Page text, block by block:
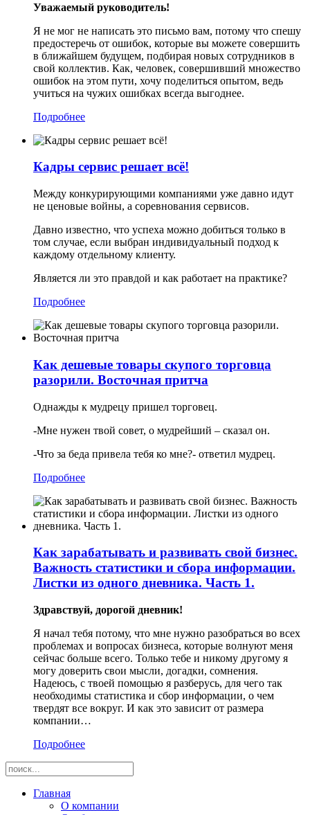
Уважаемый руководитель!
Я не мог не написать это письмо вам, потому что спешу
предостеречь от ошибок, которые вы можете совершить
в ближайшем будущем, подбирая новых сотрудников в
свой коллектив. Как, человек, совершивший множество
ошибок на этом пути, хочу поделиться опытом, ведь
учиться на чужих ошибках всегда выгоднее.
Подробнее
Кадры сервис решает всё!
Между конкурирующими компаниями уже давно идут
не ценовые войны, а соревнования сервисов.
Давно известно, что успеха можно добиться только в
том случае, если выбран индивидуальный подход к
каждому отдельному клиенту.
Является ли это правдой и как работает на практике?
Подробнее
Как дешевые товары скупого торговца
разорили. Восточная притча
Однажды к мудрецу пришел торговец.
-Мне нужен твой совет, о мудрейший – сказал он.
-Что за беда привела тебя ко мне?- ответил мудрец.
Подробнее
Как зарабатывать и развивать свой бизнес.
Важность статистики и сбора информации.
Листки из одного дневника. Часть 1.
Здравствуй, дорогой дневник!
Я начал тебя потому, что мне нужно разобраться во всех
проблемах и вопросах бизнеса, которые волнуют меня
сейчас больше всего. Только тебе и никому другому я
могу доверить свои мысли, догадки, сомнения.
Надеюсь, с твоей помощью я разберусь, для чего так
необходимы статистика и сбор информации, о чем
твердят все вокруг. И как это зависит от размера
компании…
Подробнее
Главная
О компании